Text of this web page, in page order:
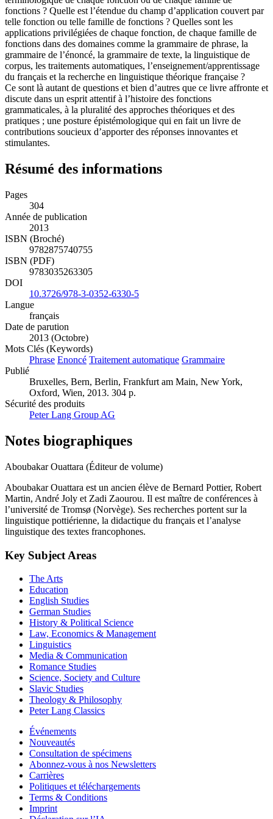
fonctions ? Quelle est l’étendue du champ d’application couvert par
telle fonction ou telle famille de fonctions ? Quelles sont les
applications privilégiées de chaque fonction, de chaque famille de
fonctions dans des domaines comme la grammaire de phrase, la
grammaire de l’énoncé, la grammaire de texte, la linguistique de
corpus, les traitements automatiques, l’enseignement/apprentissage
du français et la recherche en linguistique théorique française ?
Ce sont là autant de questions et bien d’autres que ce livre affronte et
discute dans un esprit attentif à l’histoire des fonctions
grammaticales, à la pluralité des approches théoriques et des
pratiques ; une posture épistémologique qui en fait un livre de
contributions soucieux d’apporter des réponses innovantes et
stimulantes.
Résumé des informations
Pages
304
Année de publication
2013
ISBN (Broché)
9782875740755
ISBN (PDF)
9783035263305
DOI
10.3726/978-3-0352-6330-5
Langue
français
Date de parution
2013 (Octobre)
Mots Clés (Keywords)
Phrase Enoncé Traitement automatique Grammaire
Publié
Bruxelles, Bern, Berlin, Frankfurt am Main, New York,
Oxford, Wien, 2013. 304 p.
Sécurité des produits
Peter Lang Group AG
Notes biographiques
Aboubakar Ouattara (Éditeur de volume)
Aboubakar Ouattara est un ancien élève de Bernard Pottier, Robert
Martin, André Joly et Zadi Zaourou. Il est maître de conférences à
l’université de Tromsø (Norvège). Ses recherches portent sur la
linguistique pottiérienne, la didactique du français et l’analyse
linguistique des textes francophones.
Key Subject Areas
The Arts
Education
English Studies
German Studies
History & Political Science
Law, Economics & Management
Linguistics
Media & Communication
Romance Studies
Science, Society and Culture
Slavic Studies
Theology & Philosophy
Peter Lang Classics
Événements
Nouveautés
Consultation de spécimens
Abonnez-vous à nos Newsletters
Carrières
Politiques et téléchargements
Terms & Conditions
Imprint